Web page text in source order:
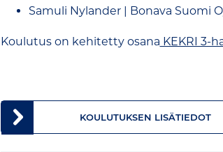
Samuli Nylander | Bonava Suomi
Koulutus on kehitetty osana KEKRI 3-
KOULUTUKSEN LISÄTIEDOT